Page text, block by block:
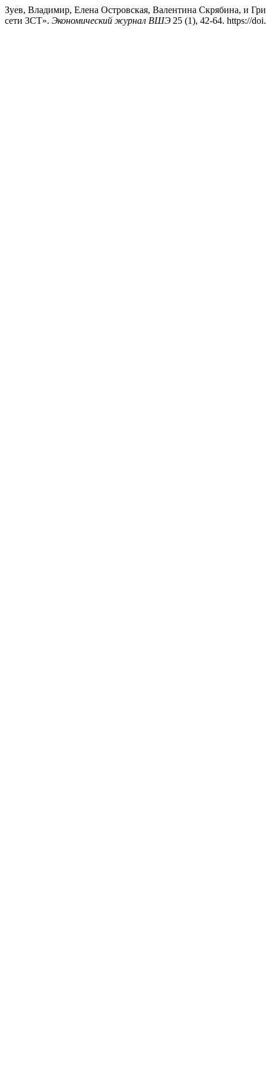
Зуев, Владимир, Елена Островская, Валентина Скрябина, и
сети ЗСТ». Экономический журнал ВШЭ 25 (1), 42-64. https://